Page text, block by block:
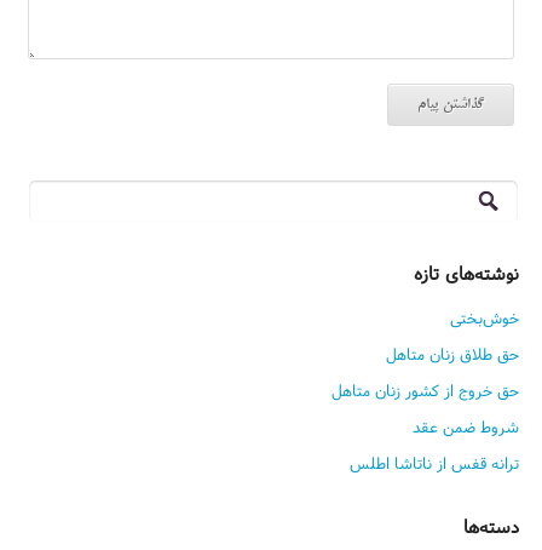
جستجو
برای:
نوشته‌های تازه
خوش‌بختی
حق طلاق زنان متاهل
حق خروج از کشور زنان متاهل
شروط ضمن عقد
ترانه قفس از ناتاشا اطلس
دسته‌ها